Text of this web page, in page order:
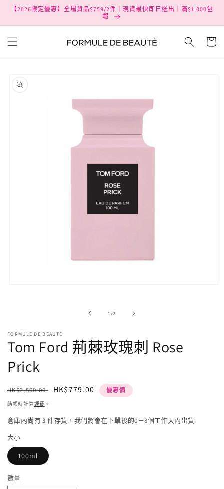
跳至內
【2026限定優惠】全場貨品$759/2件｜現貨最快即日送出｜滿$1,000包
郵
購
物
略過產
品資訊
中
多
檔
案
1//2
FORMULE DE BEAUTÉ
Tom Ford 荊棘玫瑰刺 Rose
Prick
定
價
HK$2,500.00
售
HK$779.00 優惠價
結帳時計算運費 。
倉庫內尚有 3 件存貨，我們將會在下單後的0－3個工作天內出貨
大小
100ml
數量